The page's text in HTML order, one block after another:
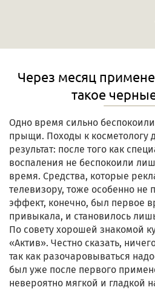
Через месяц
такое
Одно время сильно
прыщи. Походы к косметологу
результат: после того как
воспаления не беспокоили
время. Средства, которые
телевизору, тоже особенно не
эффект, конечно, был первое
привыкала, и становилось
По совету хорошей знакомой
«Актив». Честно сказать,
так как разочаровываться
был уже после первого
невероятно мягкой и гладкой